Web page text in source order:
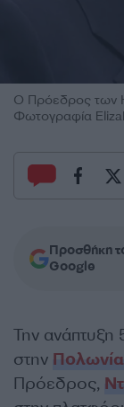
Ο Πρόεδρος των
Φωτογραφία
Προσθήκη
Google
Την ανάπτυξη
στην Πολωνία
Πρόεδρος,